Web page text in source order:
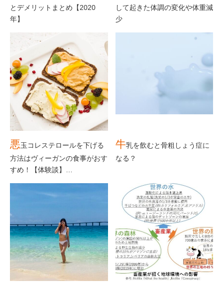
とデメリットまとめ【2020
年】
して起きた体調の変化や体重減
少
悪玉コレステロールを下げる
方法はヴィーガンの食事がおす
すめ！【体験談】…
牛乳を飲むと骨粗しょう症に
なる？